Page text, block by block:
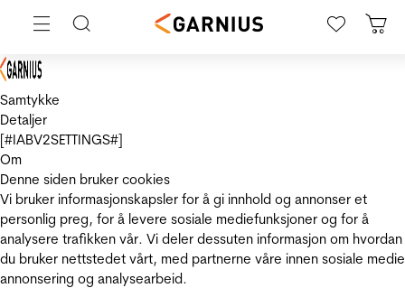
Samtykke
Detaljer
[#IABV2SETTINGS#]
Om
Denne siden bruker cookies
Vi bruker informasjonskapsler for å gi innhold og annonser et
personlig preg, for å levere sosiale mediefunksjoner og for å
analysere trafikken vår. Vi deler dessuten informasjon om hvordan
du bruker nettstedet vårt, med partnerne våre innen sosiale
annonsering og analysearbeid.